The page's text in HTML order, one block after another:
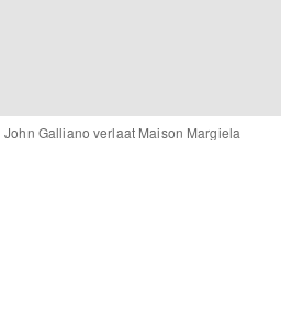
John Galliano verlaat Maison Margiela